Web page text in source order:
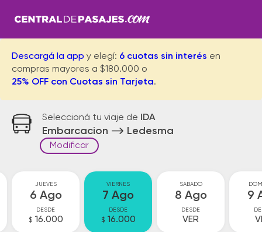
Descargá la app y elegí: 6 cuotas sin interés en
compras mayores a $180.000 o
25% OFF con Cuotas sin Tarjeta.
Seleccioná tu viaje de IDA
Embarcacion Ledesma
Modificar
JUEVES
6 Ago
DESDE
$ 16.000
VIERNES
7 Ago
DESDE
$ 16.000
SABADO
8 Ago
DESDE
VER
9